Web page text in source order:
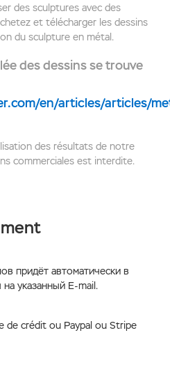
des sculptures avec des
et télécharger les dessins
du sculpture en métal.
des dessins se trouve
en/articles/articles/
des résultats de notre
commerciales est interdite.
придёт автоматически в
указанный E-mail.
de crédit ou Paypal ou Stripe